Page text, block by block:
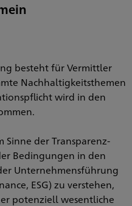
besteht für Vermittler
Nachhaltigkeitsthemen
wird in den
Sinne der Transparenz-
Bedingungen in den
Unternehmensführung
ESG) zu verstehen,
potenziell wesentliche